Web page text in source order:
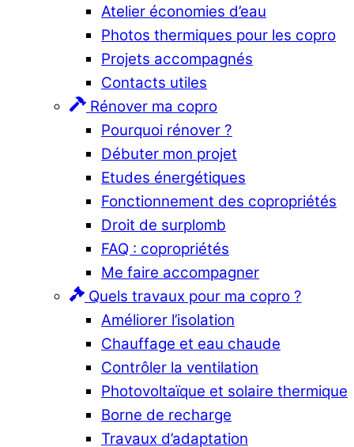
Atelier économies d’eau
Photos thermiques pour les copro
Projets accompagnés
Contacts utiles
Rénover ma copro
Pourquoi rénover ?
Débuter mon projet
Etudes énergétiques
Fonctionnement des copropriétés
Droit de surplomb
FAQ : copropriétés
Me faire accompagner
Quels travaux pour ma copro ?
Améliorer l’isolation
Chauffage et eau chaude
Contrôler la ventilation
Photovoltaïque et solaire thermique
Borne de recharge
Travaux d’adaptation